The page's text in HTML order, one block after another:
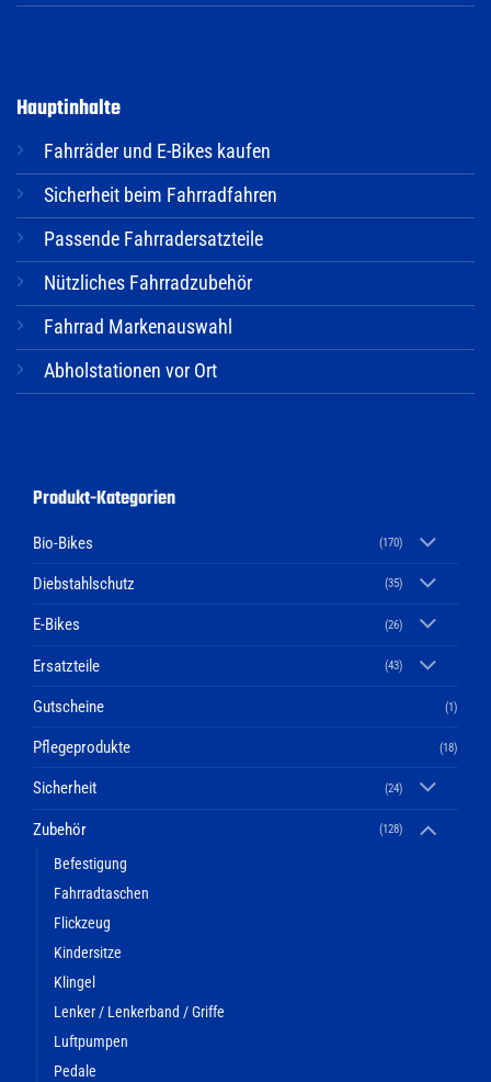
Hauptinhalte
Fahrräder und E-Bikes kaufen
Sicherheit beim Fahrradfahren
Passende Fahrradersatzteile
Nützliches Fahrradzubehör
Fahrrad Markenauswahl
Abholstationen vor Ort
Produkt-Kategorien
Bio-Bikes (170)
Diebstahlschutz (35)
E-Bikes (26)
Ersatzteile (43)
Gutscheine (1)
Pflegeprodukte (18)
Sicherheit (24)
Zubehör (128)
Befestigung
Fahrradtaschen
Flickzeug
Kindersitze
Klingel
Lenker / Lenkerband / Griffe
Luftpumpen
Pedale